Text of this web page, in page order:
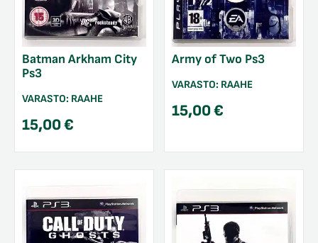
Batman Arkham City
Ps3
VARASTO: RAAHE
15,00€
Army of Two Ps3
VARASTO: RAAHE
15,00€